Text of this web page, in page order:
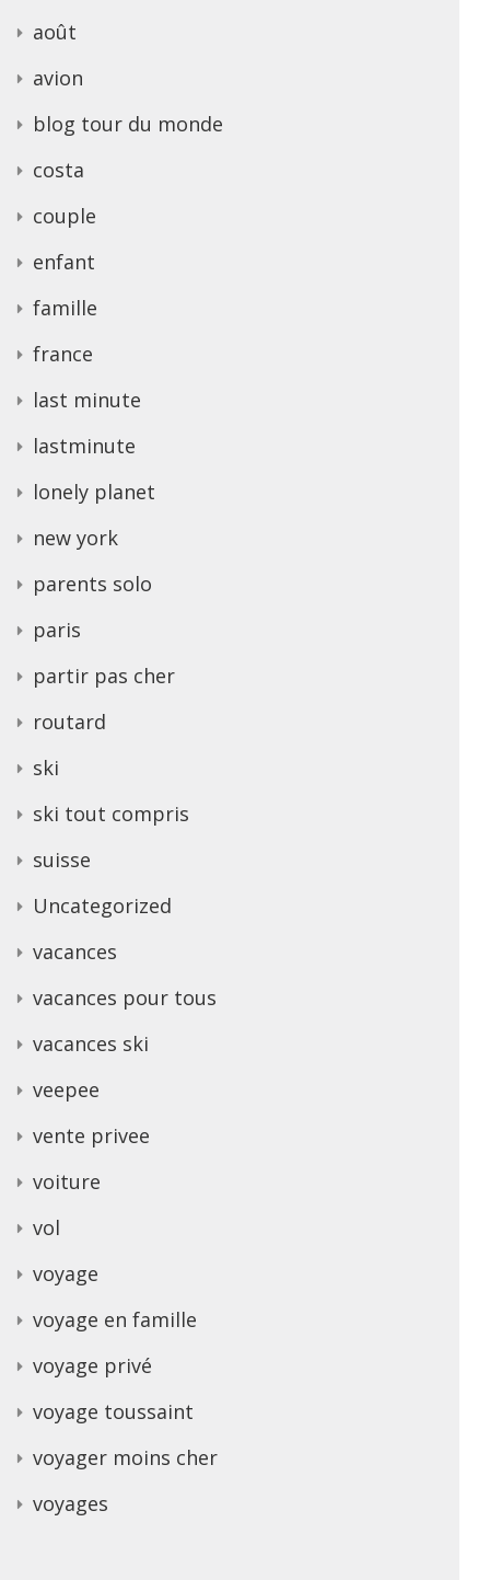
août
avion
blog tour du monde
costa
couple
enfant
famille
france
last minute
lastminute
lonely planet
new york
parents solo
paris
partir pas cher
routard
ski
ski tout compris
suisse
Uncategorized
vacances
vacances pour tous
vacances ski
veepee
vente privee
voiture
vol
voyage
voyage en famille
voyage privé
voyage toussaint
voyager moins cher
voyages